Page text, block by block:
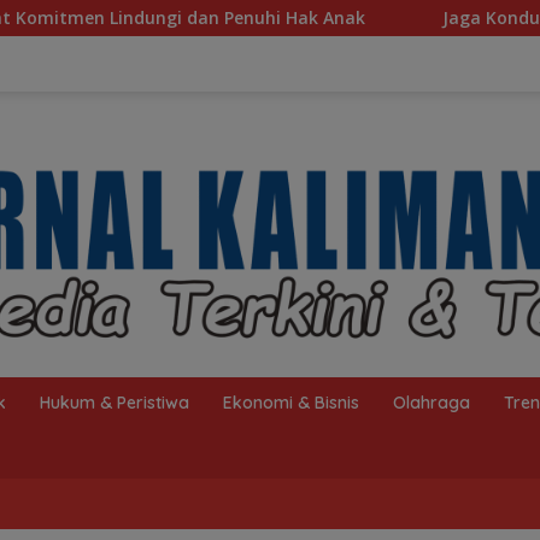
Hak Anak Jaga Kondusivitas HSS, Intelkam Polda
Hukum & Peristiwa Ekonomi & Bisnis Olahraga